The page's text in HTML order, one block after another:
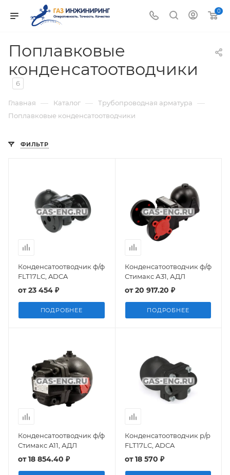
0
Поплавковые
конденсатоотводчики
6
Главная — Каталог — Трубопроводная арматура —
Поплавковые конденсатоотводчики
ФИЛЬТР
Конденсатоотводчик ф/ф
FLT17LC, ADCA
от23 454 ₽
ПОДРОБНЕЕ
Конденсатоотводчик ф/ф
Стимакс А31, АДЛ
от20 917.20 ₽
ПОДРОБНЕЕ
Конденсатоотводчик ф/ф
Стимакс А11, АДЛ
от18 854.40 ₽
Конденсатоотводчик р/р
FLT17LC, ADCA
от18 570 ₽